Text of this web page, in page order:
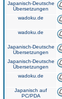
Japanisch-Deutsche
Übersetzungen
wadoku.de
wadoku.de
Japanisch-Deutsche
Übersetzungen
Japanisch-Deutsche
Übersetzungen
wadoku.de
Japanisch auf
PC/PDA